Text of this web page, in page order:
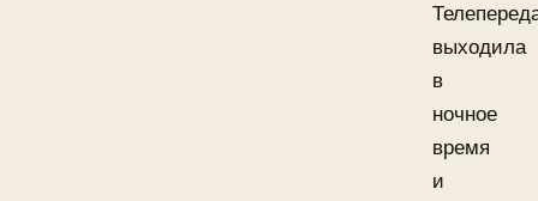
выходила
в
ночное
время
и